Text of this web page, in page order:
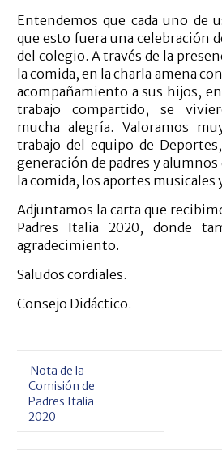
Entendemos que cada uno de
que esto fuera una celebración
del colegio. A través de la
la comida, en la charla amena
acompañamiento a sus hijos,
trabajo compartido, se
mucha alegría. Valoramos
trabajo del equipo de
generación de padres y alumnos
la comida, los aportes musicales
Adjuntamos la carta que
Padres Italia 2020, donde
agradecimiento.
Saludos cordiales.
Consejo Didáctico.
Nota de la
Comisión de
Padres Italia
2020